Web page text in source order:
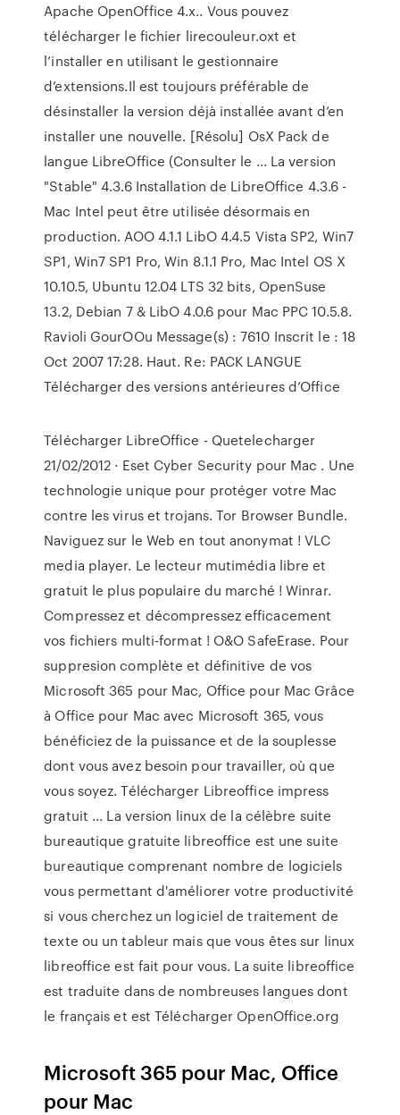
Apache OpenOffice 4.x.. Vous pouvez
télécharger le fichier lirecouleur.oxt et
l’installer en utilisant le gestionnaire
d’extensions.Il est toujours préférable de
désinstaller la version déjà installée avant d’en
installer une nouvelle. [Résolu] OsX Pack de
langue LibreOffice (Consulter le ... La version
"Stable" 4.3.6 Installation de LibreOffice 4.3.6 -
Mac Intel peut être utilisée désormais en
production. AOO 4.1.1 LibO 4.4.5 Vista SP2, Win7
SP1, Win7 SP1 Pro, Win 8.1.1 Pro, Mac Intel OS X
10.10.5, Ubuntu 12.04 LTS 32 bits, OpenSuse
13.2, Debian 7 & LibO 4.0.6 pour Mac PPC 10.5.8.
Ravioli GourOOu Message(s) : 7610 Inscrit le : 18
Oct 2007 17:28. Haut. Re: PACK LANGUE
Télécharger des versions antérieures d’Office
Télécharger LibreOffice - Quetelecharger
21/02/2012 · Eset Cyber Security pour Mac . Une
technologie unique pour protéger votre Mac
contre les virus et trojans. Tor Browser Bundle.
Naviguez sur le Web en tout anonymat ! VLC
media player. Le lecteur mutimédia libre et
gratuit le plus populaire du marché ! Winrar.
Compressez et décompressez efficacement
vos fichiers multi-format ! O&O SafeErase. Pour
suppresion complète et définitive de vos
Microsoft 365 pour Mac, Office pour Mac Grâce
à Office pour Mac avec Microsoft 365, vous
bénéficiez de la puissance et de la souplesse
dont vous avez besoin pour travailler, où que
vous soyez. Télécharger Libreoffice impress
gratuit ... La version linux de la célèbre suite
bureautique gratuite libreoffice est une suite
bureautique comprenant nombre de logiciels
vous permettant d'améliorer votre productivité
si vous cherchez un logiciel de traitement de
texte ou un tableur mais que vous êtes sur linux
libreoffice est fait pour vous. La suite libreoffice
est traduite dans de nombreuses langues dont
le français et est Télécharger OpenOffice.org
Microsoft 365 pour Mac, Office
pour Mac